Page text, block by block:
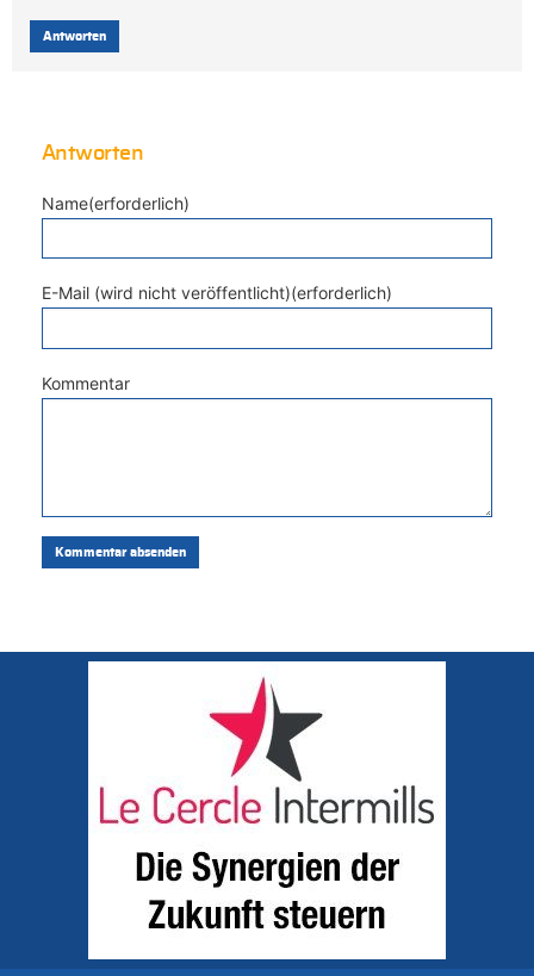
Antworten
Antworten
Name(erforderlich)
E-Mail (wird nicht veröffentlicht)(erforderlich)
Kommentar